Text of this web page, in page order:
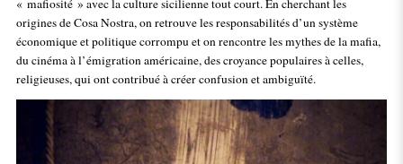
« mafiosité » avec la culture sicilienne tout court. En cherchant les
origines de Cosa Nostra, on retrouve les responsabilités d’un système
économique et politique corrompu et on rencontre les mythes de la mafia,
du cinéma à l’émigration américaine, des croyance populaires à celles,
religieuses, qui ont contribué à créer confusion et ambiguïté.